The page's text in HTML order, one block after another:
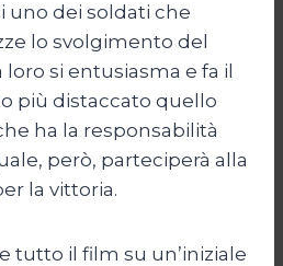
uno dei soldati che
lo svolgimento del
si entusiasma e fa il
più distaccato quello
ha la responsabilità
però, parteciperà alla
la vittoria.
tutto il film su un’iniziale